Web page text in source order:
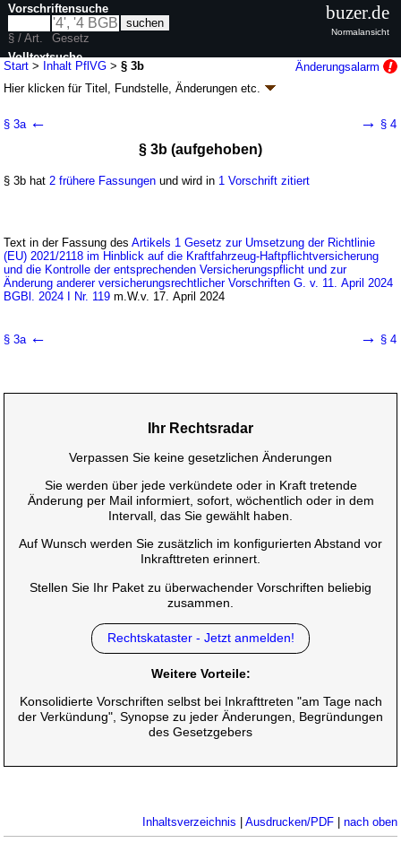
Start > Inhalt PflVG >§ 3b
Änderungsalarm
Hier klicken fürTitel, Fundstelle, Änderungen etc.
G. v. 11.04.2024BGBl. 2024 I Nr. 119
12 weitere Fassungen | wird in 112 Vorschriften zitiert
§ 3a ← → § 4
§ 3b (aufgehoben)
§ 3b hat 2 frühere Fassungen und wird in 1 Vorschrift zitiert
Text in der Fassung desArtikels 1 Gesetz zur Umsetzung der Richtlinie
(EU) 2021/2118 im Hinblick auf die Kraftfahrzeug-Haftpflichtversicherung
und die Kontrolle der entsprechenden Versicherungspflicht und zur
Änderung anderer versicherungsrechtlicher Vorschriften G. v. 11. April 2024
BGBl. 2024 I Nr. 119 m.W.v. 17. April 2024
§ 3a ← → § 4
Ihr Rechtsradar
Verpassen Sie keine gesetzlichen Änderungen
Sie werden über jede verkündete oder in Kraft tretende
Änderung per Mail informiert, sofort, wöchentlich oder in dem
Intervall, das Sie gewählt haben.
Auf Wunsch werden Sie zusätzlich im konfigurierten Abstand vor
Inkrafttreten erinnert.
Stellen Sie Ihr Paket zu überwachender Vorschriften beliebig
zusammen.
Rechtskataster - Jetzt anmelden!
Weitere Vorteile:
Konsolidierte Vorschriften selbst bei Inkrafttreten "am Tage nach
der Verkündung", Synopse zu jeder Änderungen, Begründungen
des Gesetzgebers
Inhaltsverzeichnis Ausdrucken/PDF| nach oben
Vorschriftensuche
§ / Art.
Gesetz
Volltextsuche
nur in PflVG
buzer.de
Normalansicht